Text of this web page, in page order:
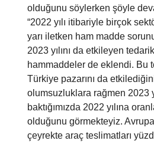
olduğunu söylerken şöyle
“2022 yılı itibariyle birçok
yarı iletken ham madde
2023 yılını da etkileyen
hammaddeler de eklendi. Bu
Türkiye pazarını da
olumsuzluklara rağmen 2023
baktığımızda 2022 yılına
olduğunu görmekteyiz.
çeyrekte araç teslimatları